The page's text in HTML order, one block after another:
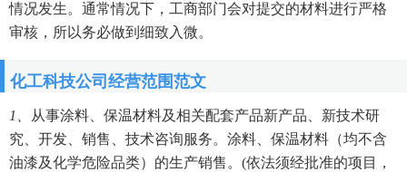
情况发生。通常情况下，工商部门会对提交的材料进行严格
审核，所以务必做到细致入微。
化工科技公司经营范围范文
1、
从事涂料、保温材料及相关配套产品新产品、新技术研
究、开发、销售、技术咨询服务。涂料、保温材料（均不含
油漆及化学危险品类）的生产销售。(依法须经批准的项目，